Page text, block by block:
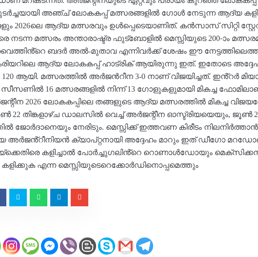
അഞ്ച് ലോകകപ്പ് മത്സരങ്ങളിൽ ഗോൾ നേടുന്ന ആദ്യ
2026ലെ ആദ്യ മത്സരവും ഉൾപ്പെടെയാണിത്. കൻസാസ് സിറ്റി
നടന്ന മത്സരം അന്താരാഷ്ട്ര ഫുട്ബോളിൽ മെസ്സിയുടെ 200-ാം
ബദർ അൽ-മുതാവ എന്നിവർക്ക് ശേഷം ഈ
കരിയറിലെ ആദ്യ ലോകകപ്പ് ഹാട്രിക് ആയിരുന്നു ഇത്. ഇതോടെ
ആയി. മത്സരത്തിൽ അർജൻറീന 3-0 നാണ് വിജയിച്ചത്. ഇൻ്റർ മിയാമി
16 മത്സരങ്ങളിൽ നിന്ന് 13 ഗോളുകളുമായി മികച്ച
2026 ലോകകപ്പിലെ തങ്ങളുടെ ആദ്യ മത്സരത്തിൽ മികച്ച
22 തിങ്കളാഴ്‌ച ഡാലസിൽ വെച്ച് അർജന്റീന ഓസ്ട്രിയയെയും, ജൂൺ
ജോർദാനെയും നേരിടും. മെസ്സിക്ക് ഇത്തവണ കിരീടം
അർജൻ്റീനിയൻ ക്യാപ്റ്റനായി അദ്ദേഹം മാറും ഇത് ഡീഗോ
കളിച്ചാൽ പോർച്ചുഗലിൻ്റെ റൊണാൾഡോയും
എന്ന മെസ്സിയുടെറെക്കോർഡിനൊപ്പമെത്തും